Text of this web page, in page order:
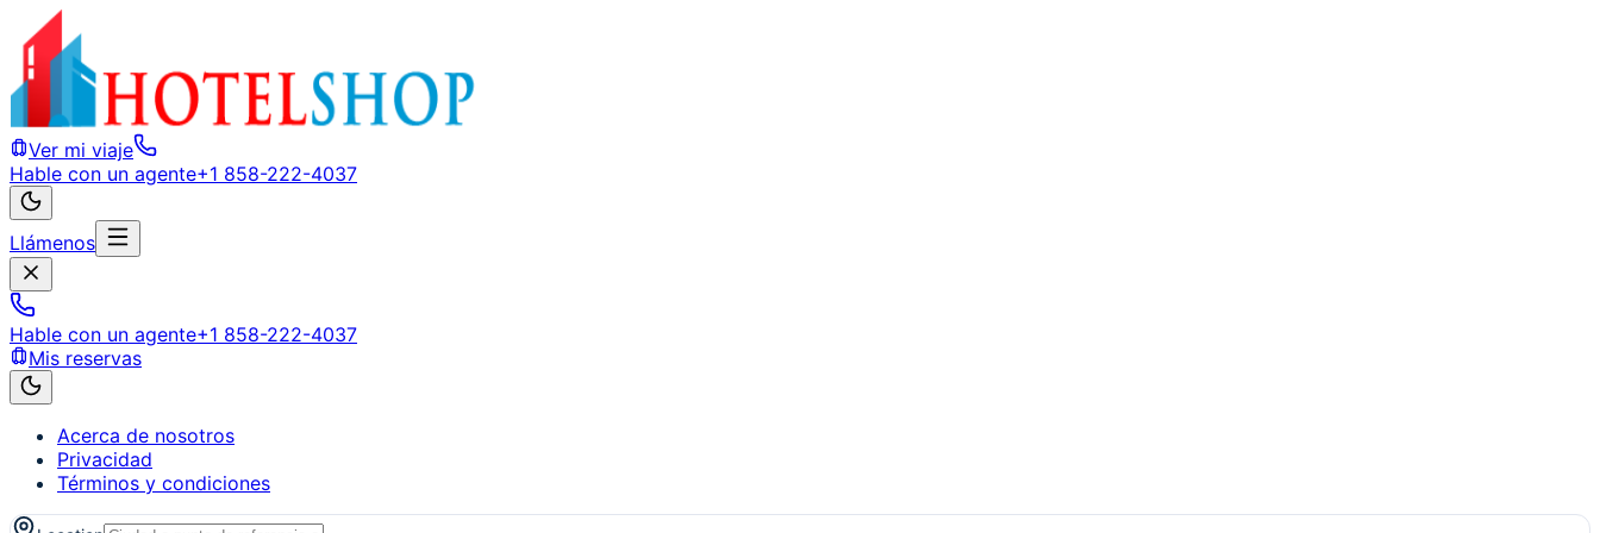
Ver mi viaje
Hable con un agente+1 858-222-4037
Llámenos
Hable con un agente+1 858-222-4037
Mis reservas
Acerca de nosotros
Privacidad
Términos y condiciones